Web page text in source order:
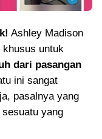
Ashley Madison
untuk
dari pasangan
ini sangat
pasalnya yang
yang